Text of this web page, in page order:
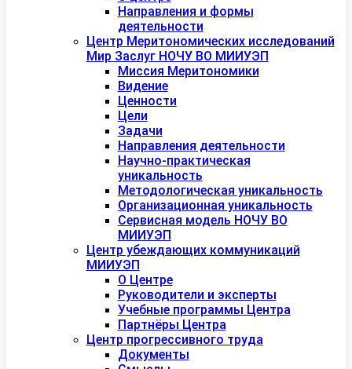
Направления и формы
деятельности
Центр Меритономических исследований
Мир Заслуг НОЧУ ВО МИИУЭП
Миссия Меритономики
Видение
Ценности
Цели
Задачи
Направления деятельности
Научно-практическая
уникальность
Методологическая уникальность
Организационная уникальность
Сервисная модель НОЧУ ВО
МИИУЭП
Центр убеждающих коммуникаций
МИИУЭП
О Центре
Руководители и эксперты
Учебные программы Центра
Партнёры Центра
Центр прогрессивного труда
Документы